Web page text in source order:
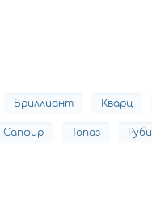
Бриллиант Кварц
Сапфир Топаз